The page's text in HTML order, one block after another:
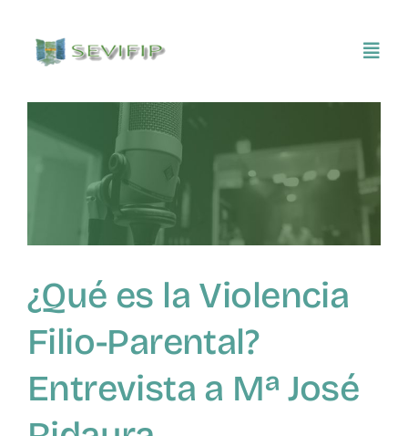
contenido
Inicio
Asociarse
SEVIFIP CONECTA
Mapa de recursos
¿Qué es la Violencia
Filio-Parental?
Entrevista a Mª José